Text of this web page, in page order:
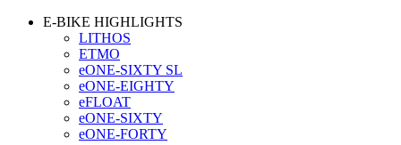
E-BIKE HIGHLIGHTS
LITHOS
ETMO
eONE-SIXTY SL
eONE-EIGHTY
eFLOAT
eONE-SIXTY
eONE-FORTY